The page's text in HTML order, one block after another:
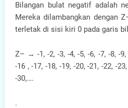
Bilangan bulat negatif adalah
Mereka dilambangkan dengan
terletak di sisi kiri 0 pada garis
Z– → -1, -2, -3, -4, -5, -6, -7, -8, -9,
-16 , -17, -18, -19, -20, -21, -22, -
-30,….
.